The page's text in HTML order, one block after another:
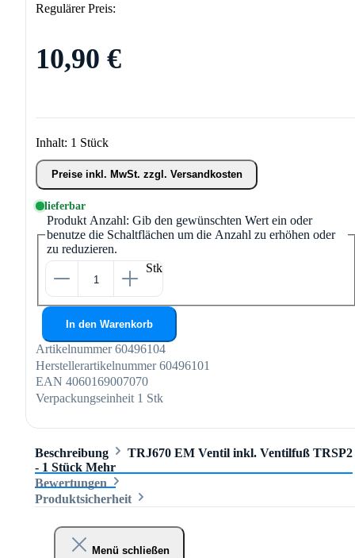
Regulärer Preis:
10,90 €
Inhalt: 1 Stück
Preise inkl. MwSt. zzgl. Versandkosten
lieferbar
Produkt Anzahl: Gib den gewünschten Wert ein oder
benutze die Schaltflächen um die Anzahl zu erhöhen oder
zu reduzieren.
Stk
In den Warenkorb
Artikelnummer 60496104
Herstellerartikelnummer 60496101
EAN 4060169007070
Verpackungseinheit 1 Stk
Beschreibung
TRJ670 EM Ventil inkl. Ventilfuß TRSP2
- 1 Stück Mehr
Bewertungen
Produktsicherheit
Menü schließen